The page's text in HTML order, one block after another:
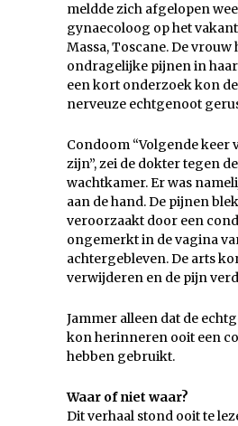
meldde zich afgelopen
gynaecoloog op het
Massa, Toscane. De vrouw
ondragelijke pijnen in
een kort onderzoek kon
nerveuze echtgenoot
Condoom “Volgende
zijn”, zei de dokter tegen
wachtkamer. Er was
aan de hand. De pijnen
veroorzaakt door een
ongemerkt in de vagina
achtergebleven. De arts
verwijderen en de pijn
Jammer alleen dat de
kon herinneren ooit een
hebben gebruikt.
Waar of niet waar?
Dit verhaal stond ooit te